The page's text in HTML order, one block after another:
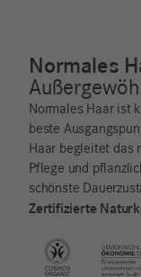
Normales
Normales Haar ist
beste
Haar begleitet das
Pflege und
schönste
Zertifizierte